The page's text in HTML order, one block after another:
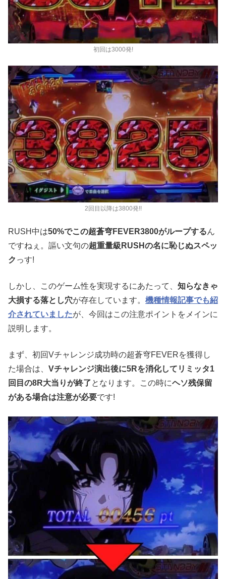
初回は3000発!
2回目以降は3800発!!
RUSH中は50%でこの超蒼穹FEVER3800がループするん
ですねぇ。謳い文句の超重量級RUSHの名に恥じぬスペッ
ク っす!
しかし、このゲーム性を実現するにあたって、 知らなきゃ
大損する落とし穴が存在しています。 機種情報記事でも紹
介されていましたが、今回はこの注意ポイントをメインに
説明します。
まず、初回Vチャレンジ成功時の超蒼穹FEVERを獲得し
た場合は、 Vチャレンジ演出後に5Rを消化してリミッタ1
回目の8R大当りが終了となります。この時にヘソ残保留
がある場合は注意が必要です!